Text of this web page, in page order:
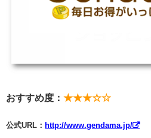
おすすめ度： ★★★☆☆
公式URL： http://www.gendama.jp/